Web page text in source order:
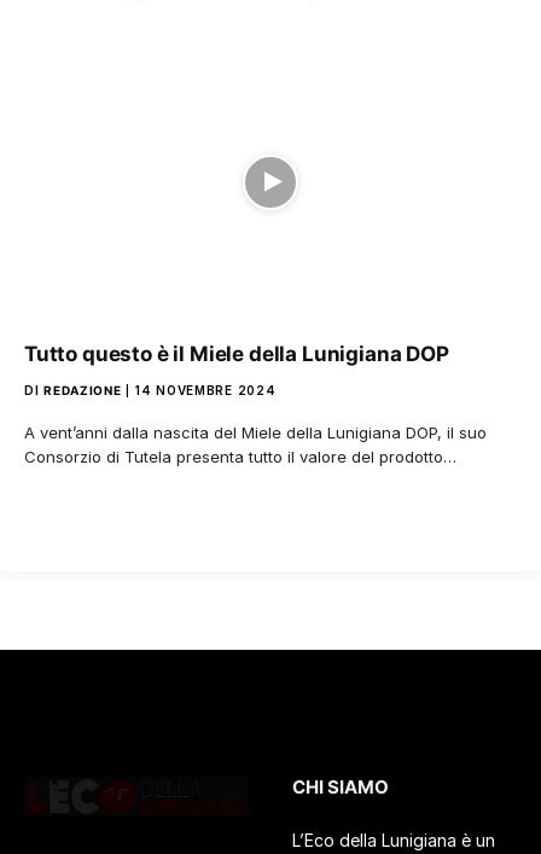
Tutto questo è il Miele della Lunigiana DOP
DI REDAZIONE 14 NOVEMBRE 2024
A vent’anni dalla nascita del Miele della Lunigiana DOP, il suo
Consorzio di Tutela presenta tutto il valore del prodotto…
CHI SIAMO
L’Eco della Lunigiana è un